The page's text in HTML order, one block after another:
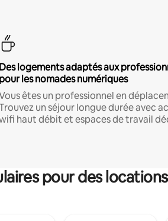
Des logements adaptés aux
pour les nomades numériques
êtes un professionnel en
un séjour longue durée avec
haut débit et espaces de travail
pour des